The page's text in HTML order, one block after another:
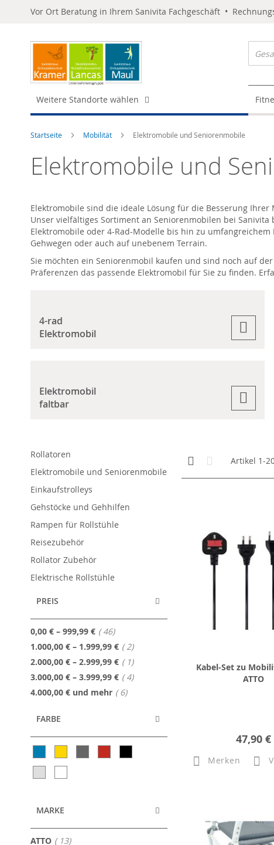
Vor Ort Beratung in Ihrem Sanivita Fachgeschäft •
Weitere Standorte wählen
Startseite Mobilität Elektromobile und Seniorenmobile
Elektromobile und
Elektromobile sind die ideale Lösung für die Besserung
Unser vielfältiges Sortiment an Seniorenmobilen bei
Elektromobile oder 4-Rad-Modelle bis hin zu
Gehwegen oder auch auf unebenem Terrain.
Sie möchten ein Seniorenmobil kaufen und sind noch auf
Präferenzen das passende Elektromobil für Sie zu finden.
4-rad
Elektromobil
Elektromobil
faltbar
Anzeigen
als
Kachelansicht
Artikel 1-
Kabel-Set zu
ATTO
47,90 €
Merken
Rollatoren
Elektromobile und Seniorenmobile
Einkaufstrolleys
Gehstöcke und Gehhilfen
Rampen für Rollstühle
Reisezubehör
Rollator Zubehör
Elektrische Rollstühle
PREIS
0,00 € – 999,99 € 46Artikel
1.000,00 € – 1.999,99 € 2Artikel
2.000,00 € – 2.999,99 € 1Artikel
3.000,00 € – 3.999,99 € 4Artikel
4.000,00 € und mehr 6Artikel
FARBE
MARKE
ATTO 13Artikel